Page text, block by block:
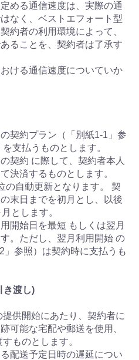
める通信速度は、実際の通
なく、ベストエフォート型
約者の利用環境によって、
ることを、契約者は了承す
ける通信速度についていか
契約プラン（「別紙1-1」参
支払うものとします。
契約 に際して、契約者本人
決済するものとします。
の自動更新となります。 契
末日までを初月とし、以後
とします。
開始日を最短 もしくは翌月
。ただし、翌月利用開始 の
参照）は契約時に支払うも
渡し)
供開始にあたり、契約者に
可能な宅配や郵送を使用、
ものとします。
配送予定日時の遅延につい